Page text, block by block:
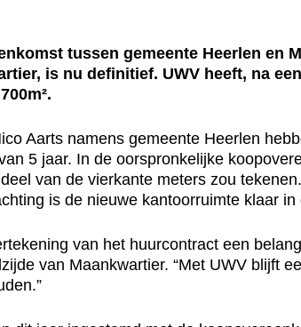
tussen gemeente Heerlen en
is nu definitief. UWV heeft, na
Aarts namens gemeente Heerlen
5 jaar. In de oorspronkelijke
van de vierkante meters zou
is de nieuwe kantoorruimte klaar in
van het huurcontract een
van Maankwartier. “Met UWV blijft